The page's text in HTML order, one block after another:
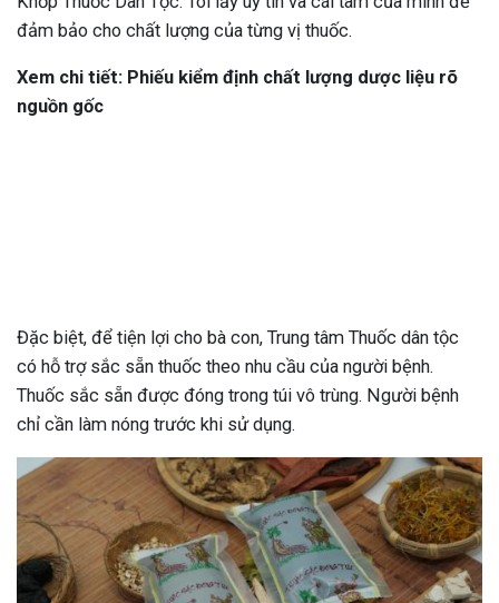
đảm bảo cho chất lượng của từng vị thuốc.
Xem chi tiết: Phiếu kiểm định chất lượng dược liệu rõ
nguồn gốc
Đặc biệt, để tiện lợi cho bà con, Trung tâm Thuốc dân tộc
có hỗ trợ sắc sẵn thuốc theo nhu cầu của người bệnh.
Thuốc sắc sẵn được đóng trong túi vô trùng. Người bệnh
chỉ cần làm nóng trước khi sử dụng.